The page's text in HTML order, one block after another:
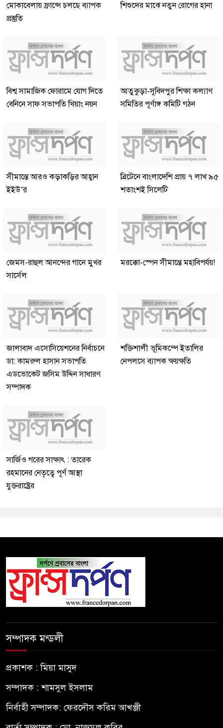
মোকাবেলায় ফ্রান্সে চলছে ব্যাপক
প্রস্তুতি
শিশুদের মাঝে নতুন রোগের হানা
বিশ্ব সামাজিক ফোরামে যোগ দিতে
বেনিনে সাফ সভাপতি খিয়াং নয়ন
আতুকুড়া-সুবিদপুর শিক্ষা কল্যাণ
সমিতির পূর্ণাঙ্গ কমিটি গঠন
সীমান্তে আরও কড়াকড়ির আহ্বান
ইইউ’র
ব্রিটেনে বাংলাদেশি প্রায় ৭ লাখ ৯৫
শতাংশই সিলেটি
জেমস-রাহুল আনন্দের গানে মুখর
সার্সেল
মরক্কো-স্পেন সীমান্তে মহাবিপর্যয়!
জালাবাদ এসোসিয়েশনের নির্বাচনে
ডা: কামরুল হাসান সভাপতি
এডভোকেট জসিম উদ্দিন সাধারণ
সম্পাদক
শক্তিশালী ভূমিকম্পে ইতালির
নেপলসে ব্যাপক ক্ষয়ক্ষতি
সার্জিও গরের সাক্ষাৎ : তারেক
রহমানের নেতৃত্বে পূর্ণ আস্থা
যুক্তরাষ্ট্রের
সম্পাদক মন্ডলী
প্রকাশক : মিয়া মাসুদ
সম্পাদক : শামসুল ইসলাম
নির্বাহী সম্পাদক: ফেরদৌস করিম আখঞ্জী